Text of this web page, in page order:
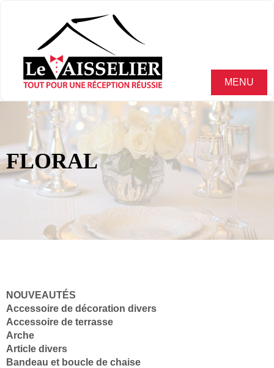
MENU
FLORAL
NOUVEAUTÉS
Accessoire de décoration divers
Accessoire de terrasse
Arche
Article divers
Bandeau et boucle de chaise